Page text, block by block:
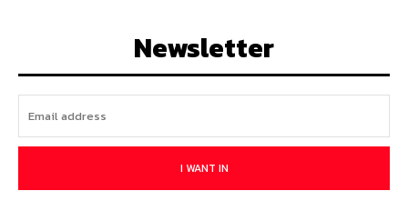
Newsletter
I WANT IN